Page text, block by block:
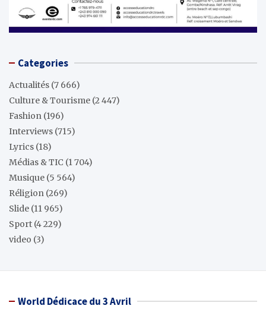
Categories
Actualités (7 666)
Culture & Tourisme (2 447)
Fashion (196)
Interviews (715)
Lyrics (18)
Médias & TIC (1 704)
Musique (5 564)
Réligion (269)
Slide (11 965)
Sport (4 229)
video (3)
World Dédicace du 3 Avril